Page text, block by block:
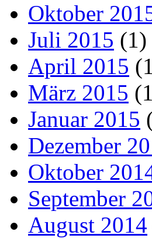
Oktober
Juli 2015 (1)
April 2015
März 2015
Januar 2015
Dezember
Oktober
September
August 2014